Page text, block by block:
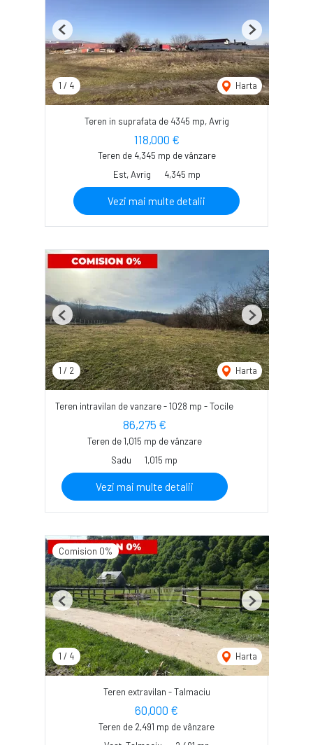
1 / 4 Harta
Previous Next
Teren in suprafata de 4345 mp, Avrig
118,000 €
Teren de 4,345 mp de vânzare
Est, Avrig
4,345 mp
Vezi mai multe detalii
1 / 2 Harta
Previous Next
Teren intravilan de vanzare - 1028 mp - Tocile
86,275 €
Teren de 1,015 mp de vânzare
Sadu
1,015 mp
Vezi mai multe detalii
Comision 0%
1 / 4 Harta
Previous Next
Teren extravilan - Talmaciu
60,000 €
Teren de 2,491 mp de vânzare